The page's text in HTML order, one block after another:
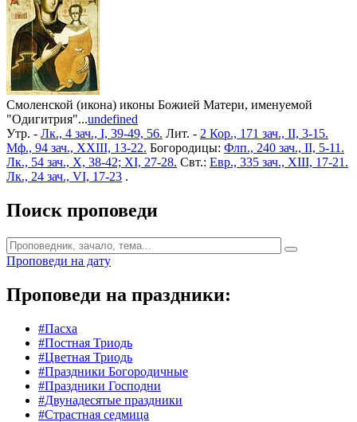
Смоленской (икона) иконы Божией Матери, именуемой
"Одигитрия"...undefined
Утр. - Лк., 4 зач., I, 39-49, 56. Лит. - 2 Кор., 171 зач., II, 3-15.
Мф., 94 зач., XXIII, 13-22. Богородицы: Флп., 240 зач., II, 5-11.
Лк., 54 зач., X, 38-42; XI, 27-28. Свт.: Евр., 335 зач., XIII, 17-21.
Лк., 24 зач., VI, 17-23 .
Поиск проповеди
Проповеди на дату
Проповеди на праздники:
#Пасха
#Постная Триодь
#Цветная Триодь
#Праздники Богородичные
#Праздники Господни
#Двунадесятые праздники
#Страстная седмица